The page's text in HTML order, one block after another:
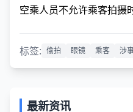
空乘人员不允许乘客拍摄
标签: 偷拍 眼镜 乘客 涉
最新资讯